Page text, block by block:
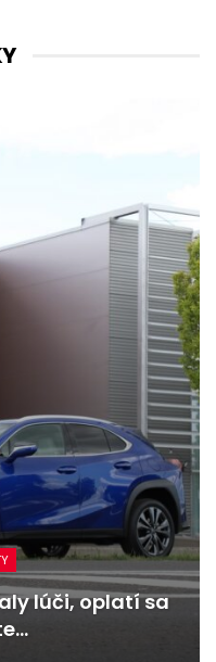
G 150 4×4 –